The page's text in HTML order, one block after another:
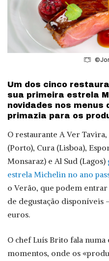
Um dos cinco
sua primeira estrela
novidades nos menus
primazia para os
O restaurante A Ver
(Porto), Cura (Lisboa),
Monsaraz) e Al Sud (Lagos)
estrela Michelin no ano
o Verão, que podem
de degustação disponíveis
euros.
O chef Luís Brito fala
momentos, onde os